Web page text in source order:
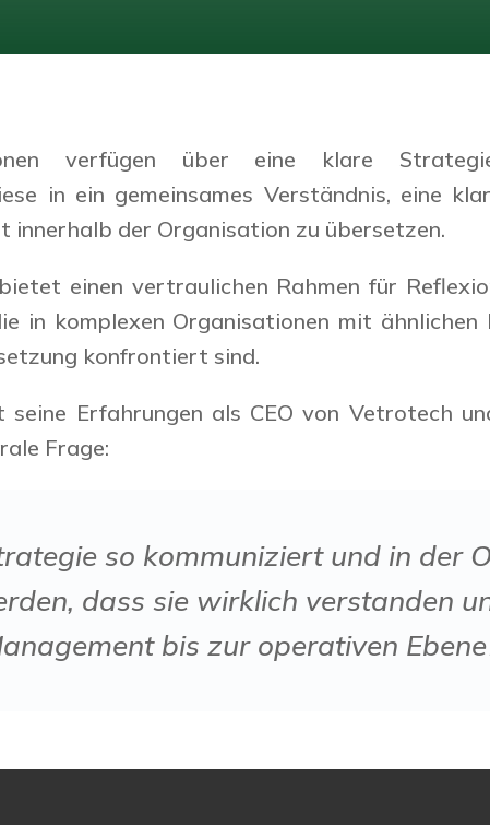
verfügen über eine klare
in ein gemeinsames Verständnis, eine
innerhalb der Organisation zu übersetzen.
einen vertraulichen Rahmen für
in komplexen Organisationen mit ähnlichen
konfrontiert sind.
Erfahrungen als CEO von Vetrotech
Frage:
so kommuniziert und in der
dass sie wirklich verstanden
bis zur operativen